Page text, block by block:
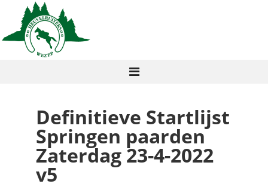
Definitieve Startlijst
Springen paarden
Zaterdag 23-4-2022
v5